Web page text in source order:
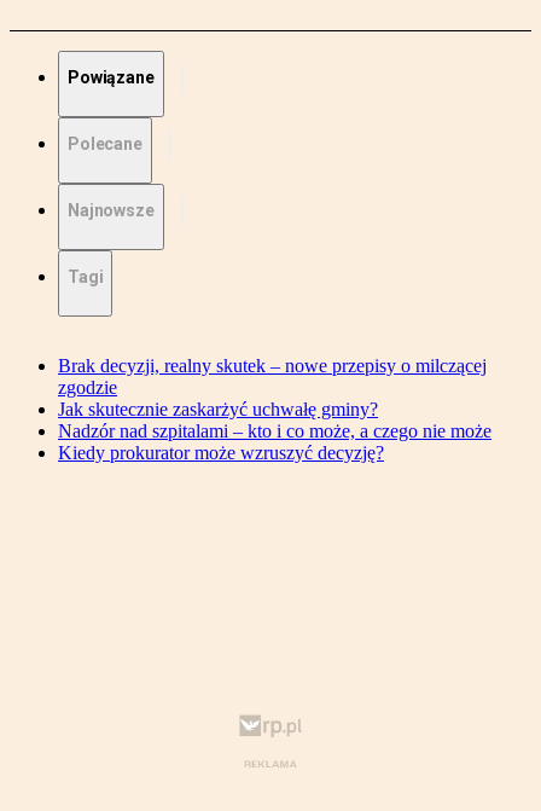
Powiązane
Polecane
Najnowsze
Tagi
Brak decyzji, realny skutek – nowe przepisy o milczącej
zgodzie
Jak skutecznie zaskarżyć uchwałę gminy?
Nadzór nad szpitalami – kto i co może, a czego nie może
Kiedy prokurator może wzruszyć decyzję?